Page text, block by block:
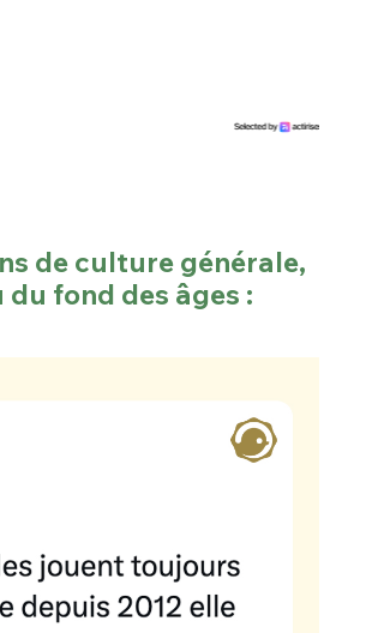
de culture générale,
fond des âges :